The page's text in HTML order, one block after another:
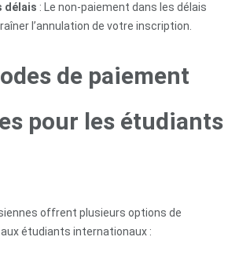
délais : Le non-paiement dans les délais
l’annulation de votre inscription.
de paiement
pour les étudiants
offrent plusieurs options de
étudiants internationaux :